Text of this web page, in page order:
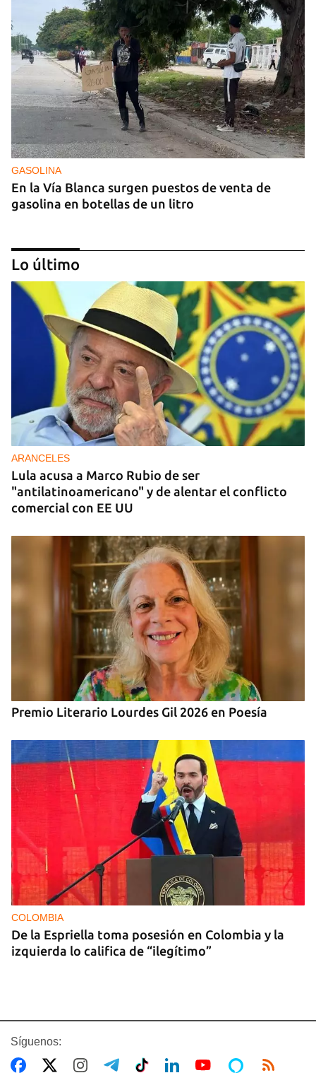
GASOLINA
En la Vía Blanca surgen puestos de venta de
gasolina en botellas de un litro
DONACIONES
China entrega otros 5.000 sistemas fotovoltaicos
para zonas rurales de Cuba
Lo último
ARANCELES
Lula acusa a Marco Rubio de ser
"antilatinoamericano" y de alentar el conflicto
comercial con EE UU
Premio Literario Lourdes Gil 2026 en Poesía
COLOMBIA
De la Espriella toma posesión en Colombia y la
izquierda lo califica de “ilegítimo”
Síguenos: